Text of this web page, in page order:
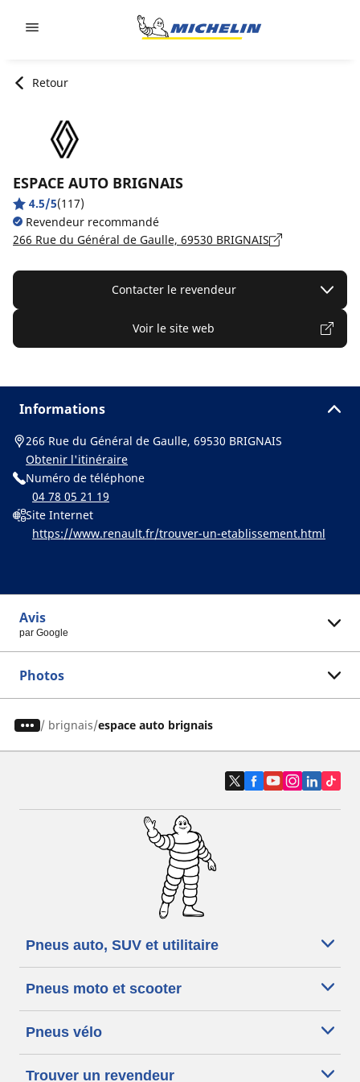
Retour
ESPACE AUTO BRIGNAIS
4.5/5(117)
Revendeur recommandé
266 Rue du Général de Gaulle, 69530 BRIGNAIS
Contacter le revendeur
Voir le site web
Informations
266 Rue du Général de Gaulle, 69530 BRIGNAIS
Obtenir l'itinéraire
Numéro de téléphone
04 78 05 21 19
Site Internet
https://www.renault.fr/trouver-un-etablissement.html
Avis
par Google
Photos
/ brignais espace auto brignais
Pneus auto, SUV et utilitaire
Pneus moto et scooter
Pneus vélo
Trouver un revendeur